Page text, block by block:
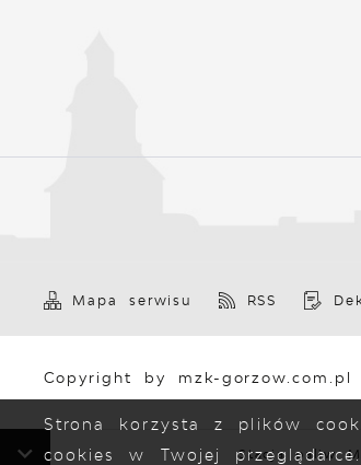
Stacja paliw MZK -
Mapa serwisu RSS
Copyright by mzk-gorzow.com.pl
Strona korzysta z plików
cookies w Twojej przeglądarce.